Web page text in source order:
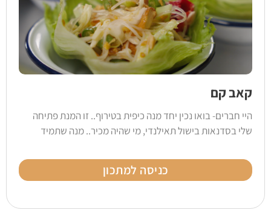
קאב קם
היי חברים- בואו נכין יחד מנה כיפית בטירוף.. זו המנת פתיחה
שלי בסדנאות בישול תאילנדי, מי שהיה מכיר.. מנה שתמיד
כניסה למתכון